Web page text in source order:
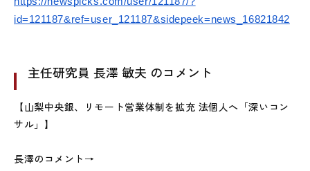
id=121187&ref=user_121187&sidepeek=news_16821842
主任研究員 長澤 敏夫 のコメント
【山梨中央銀、リモート営業体制を拡充 法個人へ「深いコン
サル」】
長澤のコメント→